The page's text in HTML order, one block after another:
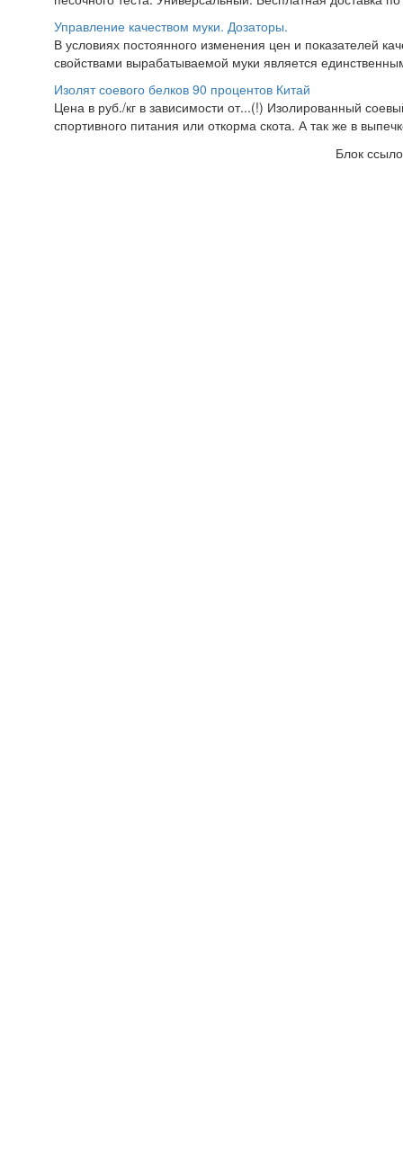
Управление качеством муки. Дозаторы.
В условиях постоянного изменения цен и показателей
свойствами вырабатываемой муки является
Изолят соевого белков 90 процентов Китай
Цена в руб./кг в зависимости от...(!) Изолированный
спортивного питания или откорма скота. А так же в
Блок